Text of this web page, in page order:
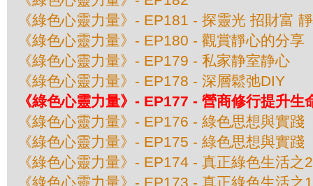
《綠色心靈力量》- EP181 - 探靈光 招財富
《綠色心靈力量》- EP180 - 觀賞靜心的分享
《綠色心靈力量》- EP179 - 私家静室静心
《綠色心靈力量》- EP178 - 深層鬆弛DIY
《綠色心靈力量》- EP177 - 營商修行提升生
《綠色心靈力量》- EP176 - 綠色思想與實踐
《綠色心靈力量》- EP175 - 綠色思想與實踐
《綠色心靈力量》- EP174 - 真正綠色生活之
《綠色心靈力量》- EP173 - 真正綠色生活之